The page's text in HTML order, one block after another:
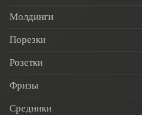
Молдинги
Порезки
Розетки
Фризы
Средники